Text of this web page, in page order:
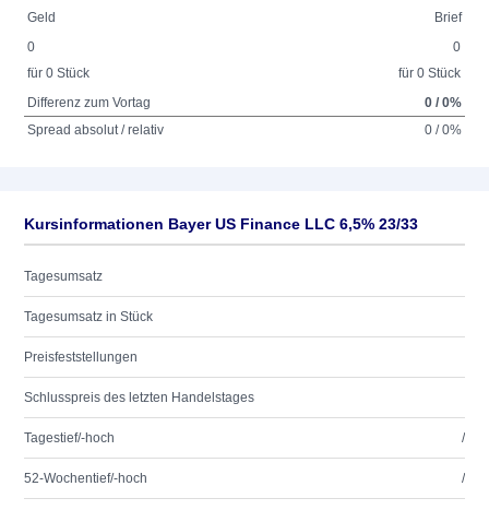
Geld
Brief
0
für 0 Stück
0
für 0 Stück
Differenz zum Vortag
0 / 0%
Spread absolut / relativ
0 / 0%
Kursinformationen Bayer US Finance LLC 6,5% 23/33
Tagesumsatz
Tagesumsatz in Stück
Preisfeststellungen
Schlusspreis des letzten Handelstages
Tagestief/-hoch /
52-Wochentief/-hoch /